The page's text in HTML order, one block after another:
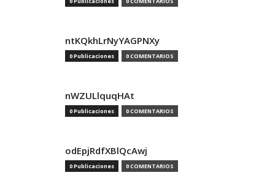
ntKQkhLrNyYAGPNXy
0 Publicaciones 0 COMENTARIOS
nWZULlquqHAt
0 Publicaciones 0 COMENTARIOS
odEpjRdfXBlQcAwj
0 Publicaciones 0 COMENTARIOS